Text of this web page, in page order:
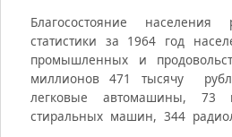
Благосостояние
статистики за 1964 год
промышленных и
миллионов 471 тысячу
легковые автомашины,
стиральных машин, 344